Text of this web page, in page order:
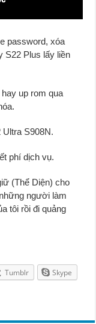
password, xóa
S22 Plus lấy liền
up rom qua
S908N.
phí dịch vụ.
(Thể Diện) cho
người làm
tôi rồi đi quảng
Tumblr
Skype